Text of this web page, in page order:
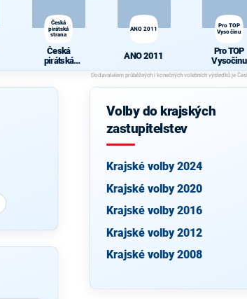
Česká
pirátská
strana
Česká
pirátská
strana
ANO 2011
ANO 2011
Pro TOP
Vysočinu
Pro TOP
Vysočinu
Volby do krajských
zastupitelstev
Krajské volby 2024
Krajské volby 2020
Krajské volby 2016
Krajské volby 2012
Krajské volby 2008